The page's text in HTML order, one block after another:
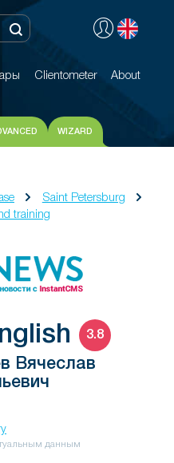
Clientometer About
Clientometer About
WIZARD
Saint Petersburg
training
3.8
Вячеслав
данным